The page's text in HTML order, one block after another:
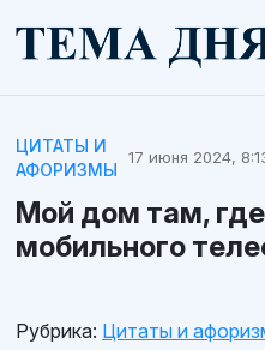
ЦИТАТЫ И
АФОРИЗМЫ
17 июня 2024,
Мой дом там,
мобильного
Рубрика: Цитаты и